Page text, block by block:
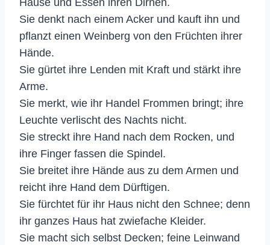
Sie denkt nach einem Acker und kauft ihn und
pflanzt einen Weinberg von den Früchten ihrer
Hände.
Sie gürtet ihre Lenden mit Kraft und stärkt ihre
Arme.
Sie merkt, wie ihr Handel Frommen bringt; ihre
Leuchte verlischt des Nachts nicht.
Sie streckt ihre Hand nach dem Rocken, und
ihre Finger fassen die Spindel.
Sie breitet ihre Hände aus zu dem Armen und
reicht ihre Hand dem Dürftigen.
Sie fürchtet für ihr Haus nicht den Schnee; denn
ihr ganzes Haus hat zwiefache Kleider.
Sie macht sich selbst Decken; feine Leinwand